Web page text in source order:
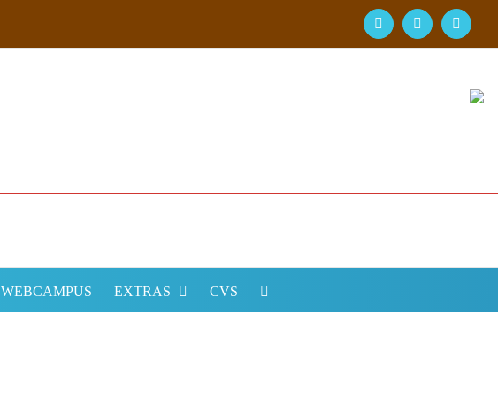
FacebookYouTube
WEBCAMPUS EXTRAS CVS